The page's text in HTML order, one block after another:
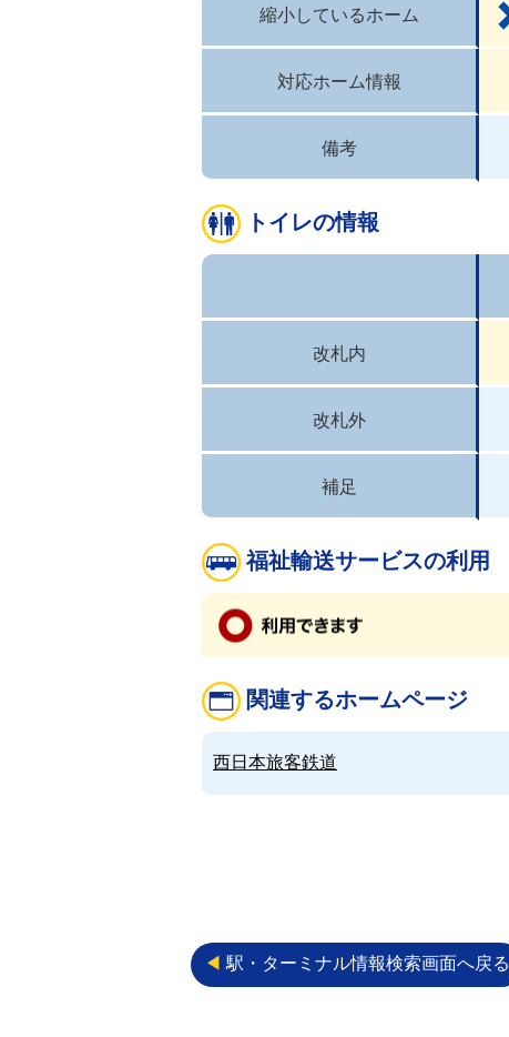
縮小しているホーム
対応ホーム情報
備考
トイレの情報
改札内
改札外
補足
福祉輸送サービスの利用
関連するホームページ
西日本旅客鉄道
◀︎ 駅・ターミナル情報検索画面へ戻る